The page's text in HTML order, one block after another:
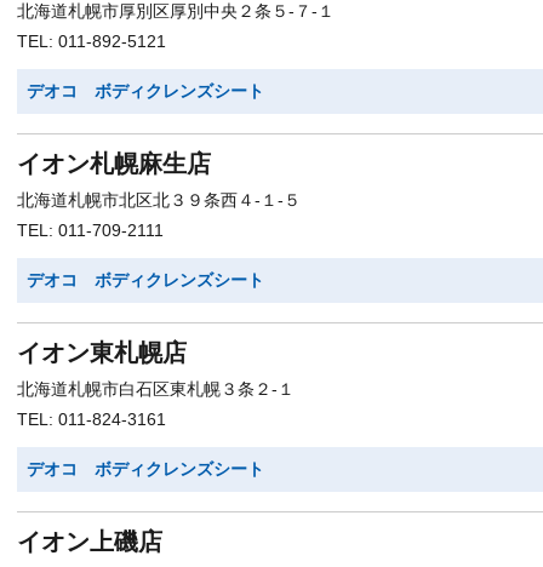
北海道札幌市厚別区厚別中央２条５-７-１
TEL: 011-892-5121
デオコ ボディクレンズシート
イオン札幌麻生店
北海道札幌市北区北３９条西４-１-５
TEL: 011-709-2111
デオコ ボディクレンズシート
イオン東札幌店
北海道札幌市白石区東札幌３条２-１
TEL: 011-824-3161
デオコ ボディクレンズシート
イオン上磯店